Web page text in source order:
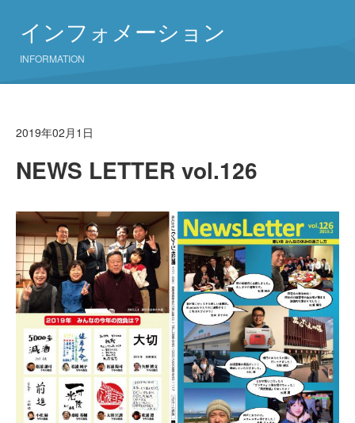
インフォメーション
INFORMATION
2019年02月1日
NEWS LETTER vol.126